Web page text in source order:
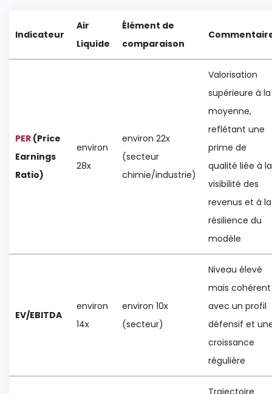
Indicateur
Air
Liquide
Élément de
comparaison
PER (Price
Earnings
Ratio)
environ
28x
environ 22x
(secteur
chimie/industrie)
Valorisation
supérieure à la
moyenne,
reflétant une
prime de
qualité liée à la
visibilité des
revenus et à la
résilience du
modèle
EV/EBITDA
environ
14x
environ 10x
(secteur)
Niveau élevé
mais cohérent
avec un profil
défensif et
croissance
régulière
Trajectoire